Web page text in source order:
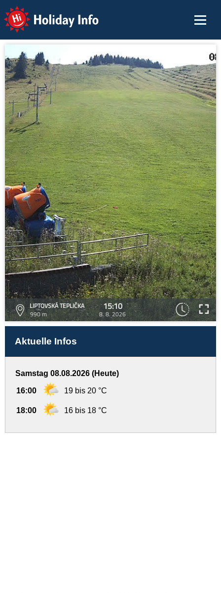
Holiday Info
LIPTOVSKÁ TEPLIČKA
990 m
15:10
8. 8. 2026
Aktuelle Infos
Samstag 08.08.2026 (Heute)
16:00 19 bis 20 °C
18:00 16 bis 18 °C